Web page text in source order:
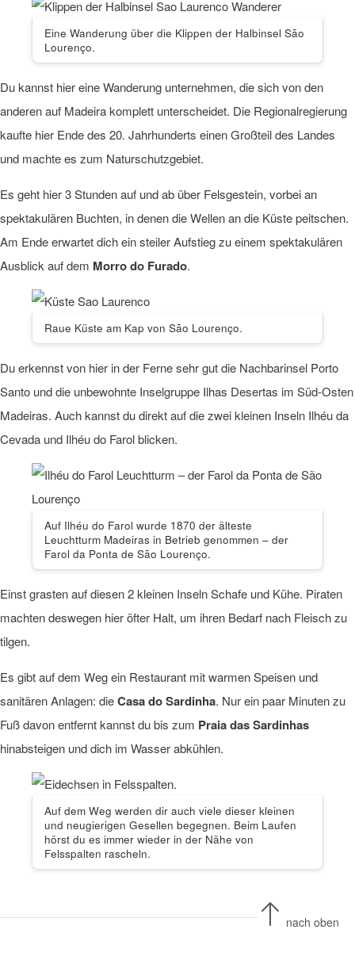
Eine Wanderung über die Klippen der Halbinsel São
Lourenço.
Du kannst hier eine Wanderung unternehmen, die sich von den
anderen auf Madeira komplett unterscheidet. Die Regionalregierung
kaufte hier Ende des 20. Jahrhunderts einen Großteil des Landes
und machte es zum Naturschutzgebiet.
Es geht hier 3 Stunden auf und ab über Felsgestein, vorbei an
spektakulären Buchten, in denen die Wellen an die Küste peitschen.
Am Ende erwartet dich ein steiler Aufstieg zu einem spektakulären
Ausblick auf dem Morro do Furado.
Raue Küste am Kap von São Lourenço.
Du erkennst von hier in der Ferne sehr gut die Nachbarinsel Porto
Santo und die unbewohnte Inselgruppe Ilhas Desertas im Süd-Osten
Madeiras. Auch kannst du direkt auf die zwei kleinen Inseln Ilhéu da
Cevada und Ilhéu do Farol blicken.
Auf Ilhéu do Farol wurde 1870 der älteste
Leuchtturm Madeiras in Betrieb genommen – der
Farol da Ponta de São Lourenço.
Einst grasten auf diesen 2 kleinen Inseln Schafe und Kühe. Piraten
machten deswegen hier öfter Halt, um ihren Bedarf nach Fleisch zu
tilgen.
Es gibt auf dem Weg ein Restaurant mit warmen Speisen und
sanitären Anlagen: dieCasa do Sardinha. Nur ein paar Minuten zu
Fuß davon entfernt kannst du bis zum Praia das Sardinhas
hinabsteigen und dich im Wasser abkühlen.
Auf dem Weg werden dir auch viele dieser kleinen
und neugierigen Gesellen begegnen. Beim Laufen
hörst du es immer wieder in der Nähe von
Felsspalten rascheln.
nach oben